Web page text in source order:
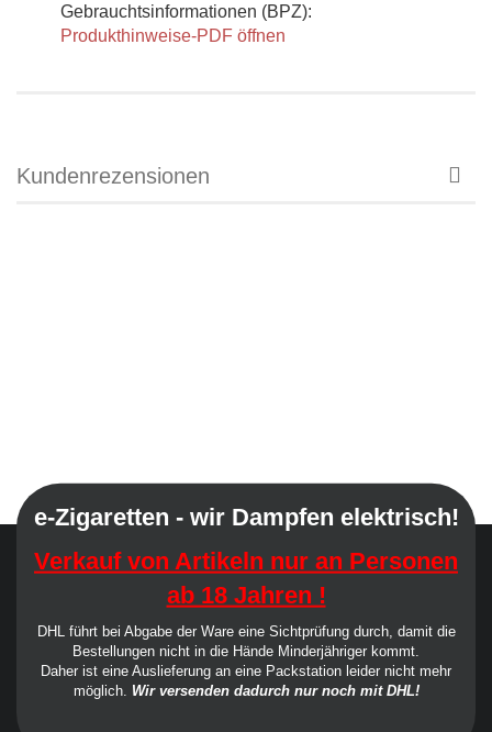
Gebrauchtsinformationen (BPZ):
Produkthinweise-PDF öffnen
Kundenrezensionen
e-Zigaretten - wir Dampfen elektrisch!
Verkauf von Artikeln nur an Personen
ab 18 Jahren !
DHL führt bei Abgabe der Ware eine Sichtprüfung durch, damit die
Bestellungen nicht in die Hände Minderjähriger kommt.
Daher ist eine Auslieferung an eine Packstation leider nicht mehr
möglich. Wir versenden dadurch nur noch mit DHL!